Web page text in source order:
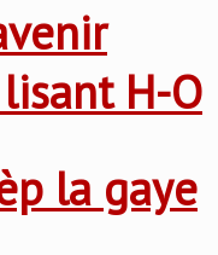
H-O
la gaye